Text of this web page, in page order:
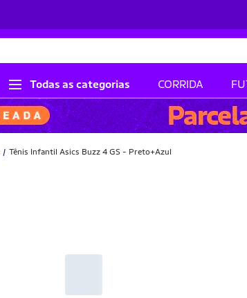
Todas as categorias CORRIDA
Tênis Infantil Asics Buzz 4 GS - Preto+Azul